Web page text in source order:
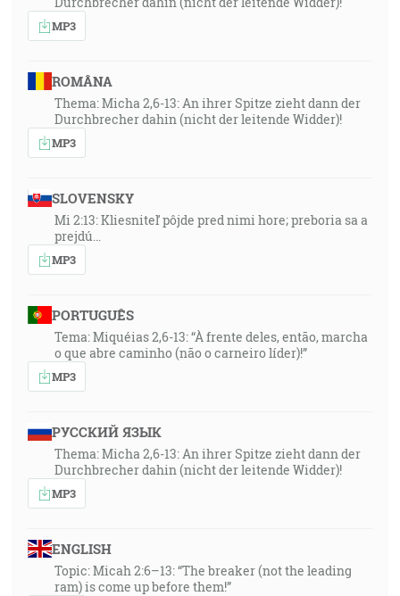
MP3
ROMÂNA
Thema: Micha 2,6-13: An ihrer Spitze zieht dann der
Durchbrecher dahin (nicht der leitende Widder)!
MP3
SLOVENSKY
Mi 2:13: Kliesniteľ pôjde pred nimi hore; preboria sa a
prejdú…
MP3
PORTUGUÊS
Tema: Miquéias 2,6-13: “À frente deles, então, marcha
o que abre caminho (não o carneiro líder)!”
MP3
РУССКИЙ ЯЗЫК
Thema: Micha 2,6-13: An ihrer Spitze zieht dann der
Durchbrecher dahin (nicht der leitende Widder)!
MP3
ENGLISH
Topic: Micah 2:6–13: “The breaker (not the leading
ram) is come up before them!”